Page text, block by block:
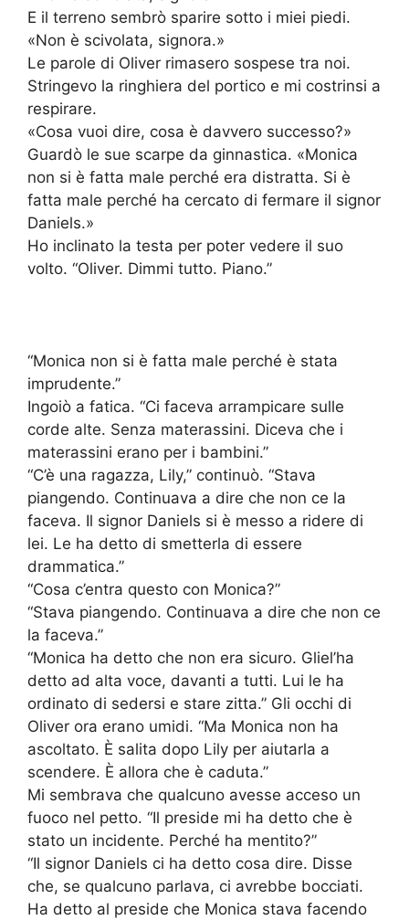
E il terreno sembrò sparire sotto i miei piedi.
«Non è scivolata, signora.»
Le parole di Oliver rimasero sospese tra noi.
Stringevo la ringhiera del portico e mi costrinsi a
respirare.
«Cosa vuoi dire, cosa è davvero successo?»
Guardò le sue scarpe da ginnastica. «Monica
non si è fatta male perché era distratta. Si è
fatta male perché ha cercato di fermare il signor
Daniels.»
Ho inclinato la testa per poter vedere il suo
volto. “Oliver. Dimmi tutto. Piano.”
“Monica non si è fatta male perché è stata
imprudente.”
Ingoiò a fatica. “Ci faceva arrampicare sulle
corde alte. Senza materassini. Diceva che i
materassini erano per i bambini.”
“C’è una ragazza, Lily,” continuò. “Stava
piangendo. Continuava a dire che non ce la
faceva. Il signor Daniels si è messo a ridere di
lei. Le ha detto di smetterla di essere
drammatica.”
“Cosa c’entra questo con Monica?”
“Stava piangendo. Continuava a dire che non ce
la faceva.”
“Monica ha detto che non era sicuro. Gliel’ha
detto ad alta voce, davanti a tutti. Lui le ha
ordinato di sedersi e stare zitta.” Gli occhi di
Oliver ora erano umidi. “Ma Monica non ha
ascoltato. È salita dopo Lily per aiutarla a
scendere. È allora che è caduta.”
Mi sembrava che qualcuno avesse acceso un
fuoco nel petto. “Il preside mi ha detto che è
stato un incidente. Perché ha mentito?”
“Il signor Daniels ci ha detto cosa dire. Disse
che, se qualcuno parlava, ci avrebbe bocciati.
Ha detto al preside che Monica stava facendo